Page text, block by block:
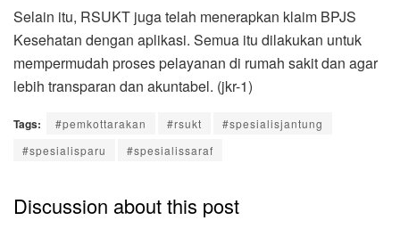
Selain itu, RSUKT juga telah menerapkan klaim BPJS
Kesehatan dengan aplikasi. Semua itu dilakukan untuk
mempermudah proses pelayanan di rumah sakit dan agar
lebih transparan dan akuntabel. (jkr-1)
Tags: #pemkottarakan #rsukt
#spesialisjantung
#spesialisparu
#spesialissaraf
Discussion about this post